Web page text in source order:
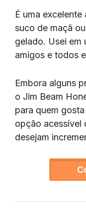
É uma
suco de maçã
gelado. Usei em
amigos e todos
Embora alguns
o Jim Beam
para quem
opção acessível
desejam